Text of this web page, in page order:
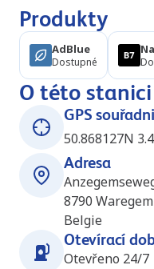
Produkty
AdBlue
Dostupné
O této stanici
GPS
50.868127N
Adresa
8790 Waregem
Belgie
Otevírací
Otevřeno 24/7